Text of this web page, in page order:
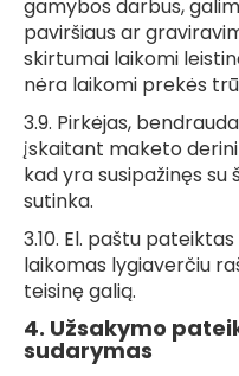
gamybos darbus,
paviršiaus ar
skirtumai laikomi
nėra laikomi prekės
3.9. Pirkėjas,
įskaitant maketo
kad yra susipažinęs su
sutinka.
3.10. El. paštu
laikomas lygiaverčiu
teisinę galią.
4. Užsakymo
sudarymas